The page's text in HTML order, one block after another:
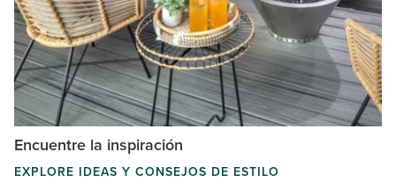
Encuentre la inspiración
EXPLORE IDEAS Y CONSEJOS DE ESTILO